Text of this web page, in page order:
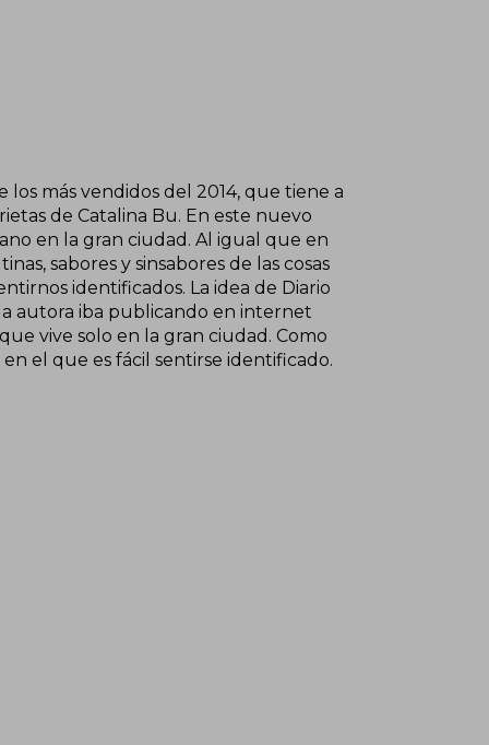
más vendidos del 2014, que tiene a
de Catalina Bu. En este nuevo
en la gran ciudad. Al igual que en
sabores y sinsabores de las cosas
identificados. La idea de Diario
autora iba publicando en internet
vive solo en la gran ciudad. Como
el que es fácil sentirse identificado.